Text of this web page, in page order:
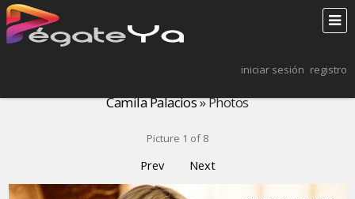
iniciar sesión registro
Camila Palacios» Photos
Picture 1 of 8
Prev Next